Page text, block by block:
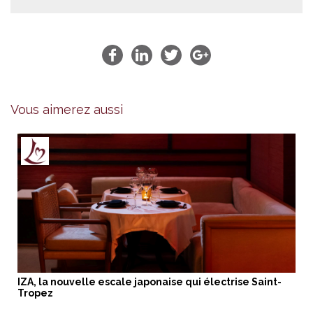
Vous aimerez aussi
IZA, la nouvelle escale japonaise qui électrise Saint-
Tropez